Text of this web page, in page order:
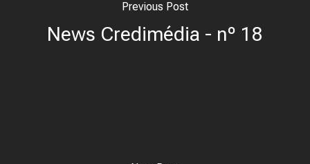
Previous Post
News Credimédia - nº 18